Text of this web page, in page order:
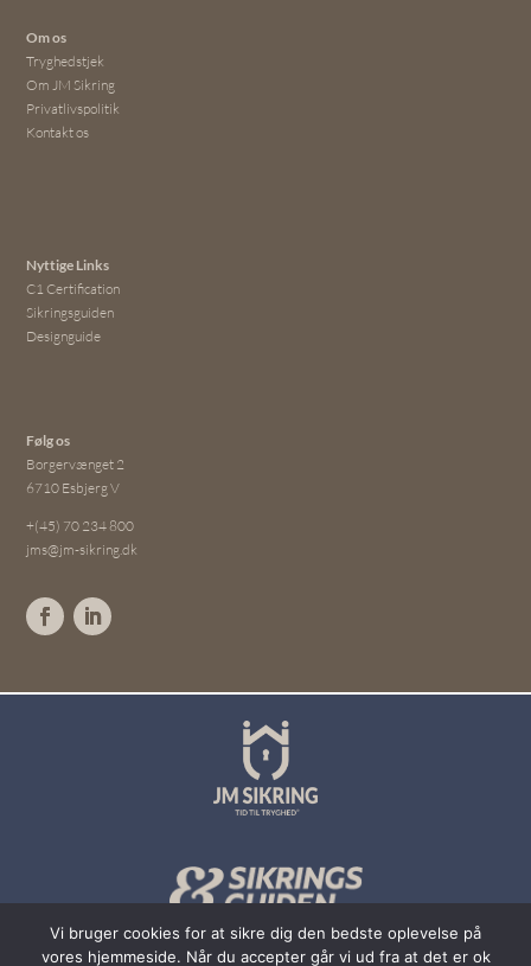
Om os
Tryghedstjek
Om JM Sikring
Privatlivspolitik
Kontakt os
Nyttige Links
C1 Certification
Sikringsguiden
Designguide
Følg os
Borgervænget 2
6710 Esbjerg V
+(45) 70 234 800
jms@jm-sikring.dk
Vi bruger cookies for at sikre dig den bedste oplevelse på
vores hjemmeside. Når du accepter går vi ud fra at det er ok